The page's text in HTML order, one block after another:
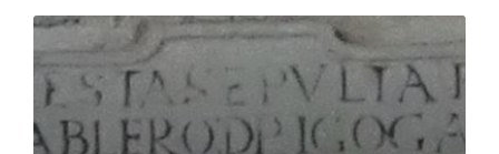
Read